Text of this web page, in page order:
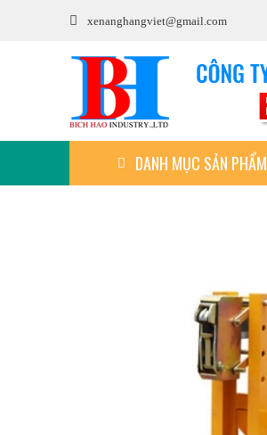
xenanghangviet@gmail.com
DANH MỤC SẢN PHẨM